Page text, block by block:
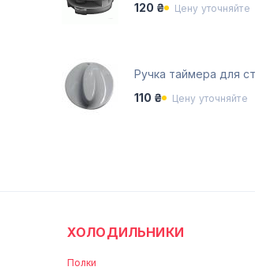
120 ₴
Цену уточняйте
Ручка таймера для
110 ₴
Цену уточняйте
ХОЛОДИЛЬНИКИ
Полки